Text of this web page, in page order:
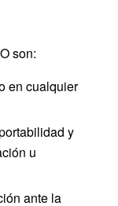
son:
en cualquier
y
u
ante la